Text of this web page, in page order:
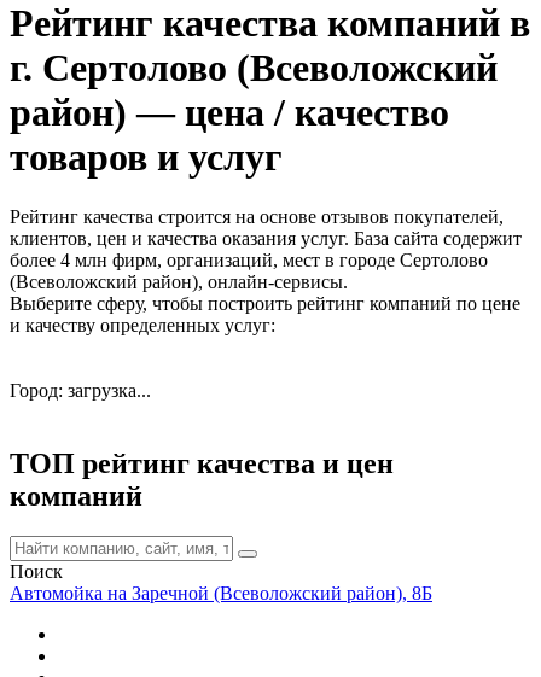
Рейтинг качества компаний в
г. Сертолово (Всеволожский
район) — цена / качество
товаров и услуг
Рейтинг качества строится на основе отзывов покупателей,
клиентов, цен и качества оказания услуг. База сайта содержит
более 4 млн фирм, организаций, мест в городе Сертолово
(Всеволожский район), онлайн-сервисы.
Выберите сферу, чтобы построить рейтинг компаний по цене
и качеству определенных услуг:
Город: загрузка...
ТОП рейтинг качества и цен
компаний
Поиск
Автомойка на Заречной (Всеволожский район), 8Б